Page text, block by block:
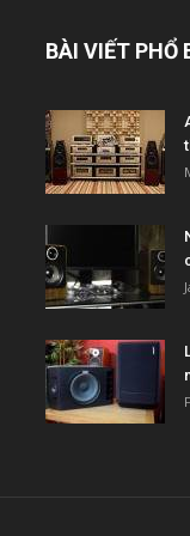
BÀI VIẾT PHỔ